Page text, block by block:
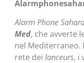
Alarm Phone
Med, che avverte
nel Mediterraneo.
rete dei lanceurs, i